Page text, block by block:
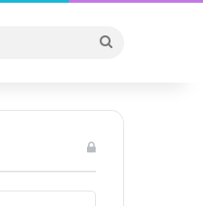
...